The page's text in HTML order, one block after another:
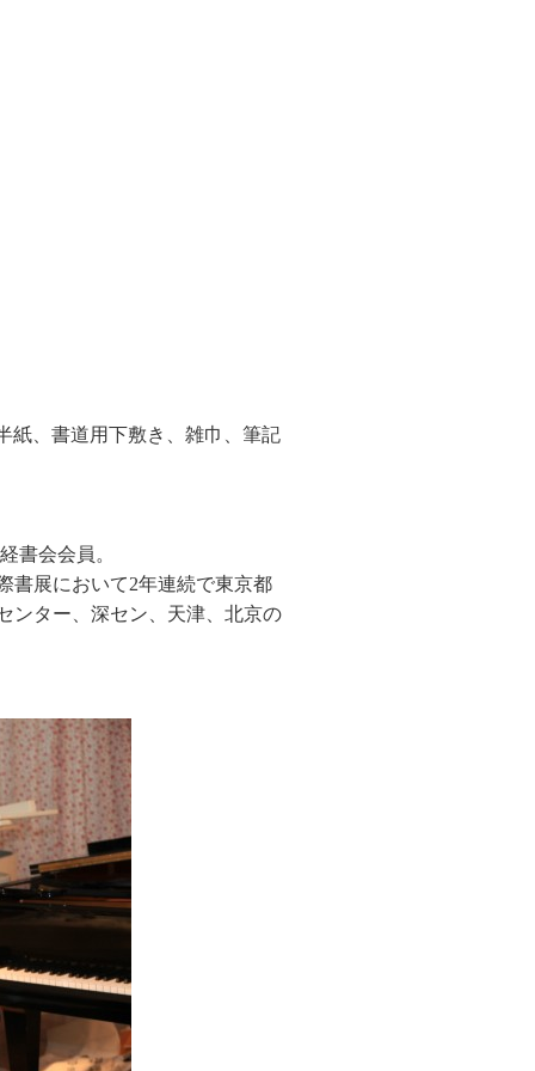
紙、書道用下敷き、雑巾、筆記
書会会員。
書展において2年連続で東京都
ンター、深セン、天津、北京の